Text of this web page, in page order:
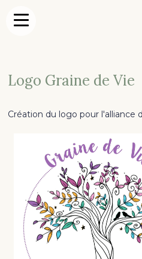
Logo Graine de Vie
Création du logo pour l'alliance